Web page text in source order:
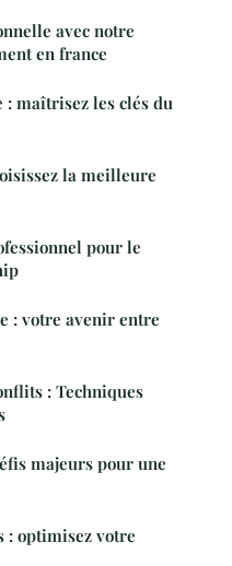
avec notre
en france
maîtrisez les clés du
la meilleure
pour le
: votre avenir entre
: Techniques
majeurs pour une
: optimisez votre